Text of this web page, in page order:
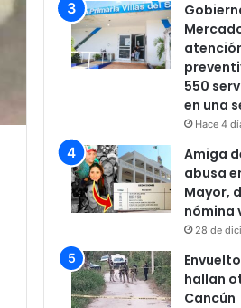
550
en una
Hace 4
Amiga
abusa
Mayor,
nómina
28 de
hallan
Cancún